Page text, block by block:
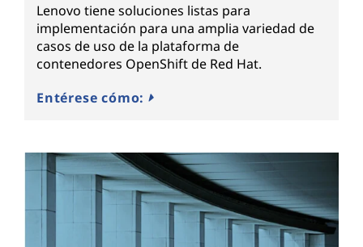
Lenovo tiene soluciones listas para
implementación para una amplia variedad de
casos de uso de la plataforma de
contenedores OpenShift de Red Hat.
Entérese cómo: